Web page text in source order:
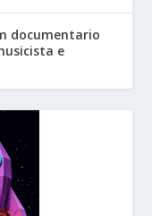
documentario
e